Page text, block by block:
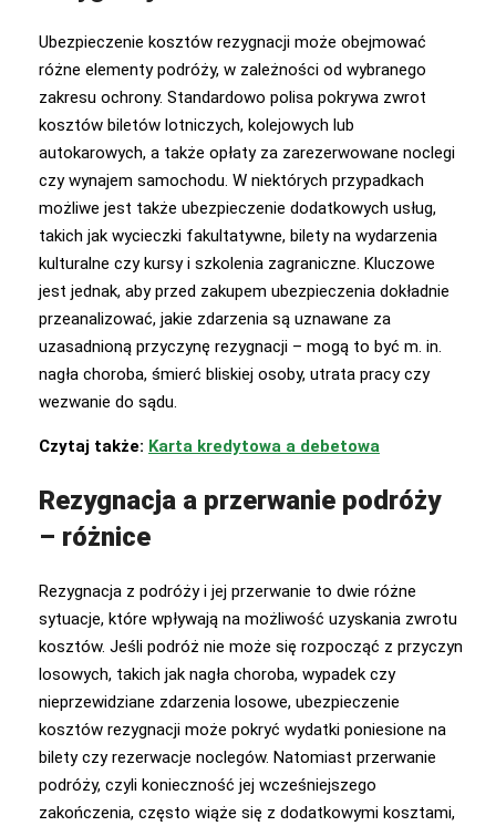
Ubezpieczenie kosztów rezygnacji może obejmować
różne elementy podróży, w zależności od wybranego
zakresu ochrony. Standardowo polisa pokrywa zwrot
kosztów biletów lotniczych, kolejowych lub
autokarowych, a także opłaty za zarezerwowane noclegi
czy wynajem samochodu. W niektórych przypadkach
możliwe jest także ubezpieczenie dodatkowych usług,
takich jak wycieczki fakultatywne, bilety na wydarzenia
kulturalne czy kursy i szkolenia zagraniczne. Kluczowe
jest jednak, aby przed zakupem ubezpieczenia dokładnie
przeanalizować, jakie zdarzenia są uznawane za
uzasadnioną przyczynę rezygnacji – mogą to być m. in.
nagła choroba, śmierć bliskiej osoby, utrata pracy czy
wezwanie do sądu.
Czytaj także: Karta kredytowa a debetowa
Rezygnacja a przerwanie podróży
– różnice
Rezygnacja z podróży i jej przerwanie to dwie różne
sytuacje, które wpływają na możliwość uzyskania zwrotu
kosztów. Jeśli podróż nie może się rozpocząć z przyczyn
losowych, takich jak nagła choroba, wypadek czy
nieprzewidziane zdarzenia losowe, ubezpieczenie
kosztów rezygnacji może pokryć wydatki poniesione na
bilety czy rezerwacje noclegów. Natomiast przerwanie
podróży, czyli konieczność jej wcześniejszego
zakończenia, często wiąże się z dodatkowymi kosztami,